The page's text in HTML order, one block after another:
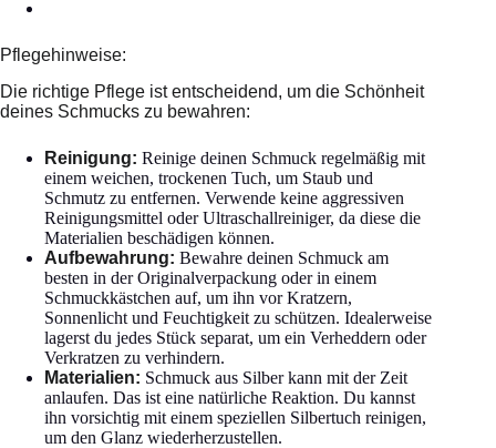
Pflegehinweise:
Die richtige Pflege ist entscheidend, um die Schönheit
deines Schmucks zu bewahren:
Reinigung: Reinige deinen Schmuck regelmäßig mit
einem weichen, trockenen Tuch, um Staub und
Schmutz zu entfernen. Verwende keine aggressiven
Reinigungsmittel oder Ultraschallreiniger, da diese die
Materialien beschädigen können.
Aufbewahrung: Bewahre deinen Schmuck am
besten in der Originalverpackung oder in einem
Schmuckkästchen auf, um ihn vor Kratzern,
Sonnenlicht und Feuchtigkeit zu schützen. Idealerweise
lagerst du jedes Stück separat, um ein Verheddern oder
Verkratzen zu verhindern.
Materialien: Schmuck aus Silber kann mit der Zeit
anlaufen. Das ist eine natürliche Reaktion. Du kannst
ihn vorsichtig mit einem speziellen Silbertuch reinigen,
um den Glanz wiederherzustellen.